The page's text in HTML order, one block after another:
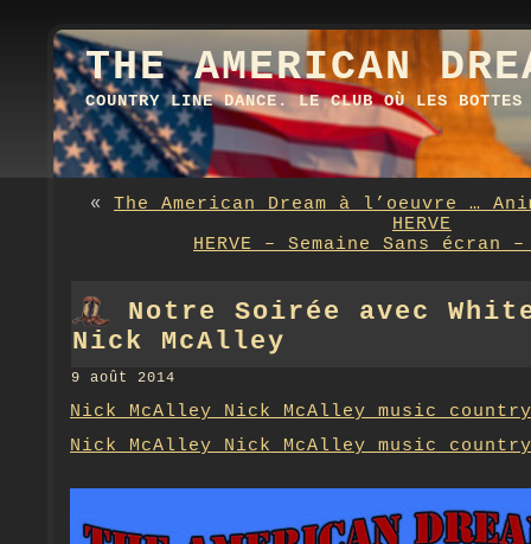
THE AMERICAN
COUNTRY LINE DANCE. LE CLUB OÙ LES BOTTES
« The American Dream à l’oeuvre …
HERVE
HERVE – Semaine Sans
Notre Soirée avec
Nick McAlley
9 août 2014
Nick McAlley Nick McAlley music
Nick McAlley Nick McAlley music